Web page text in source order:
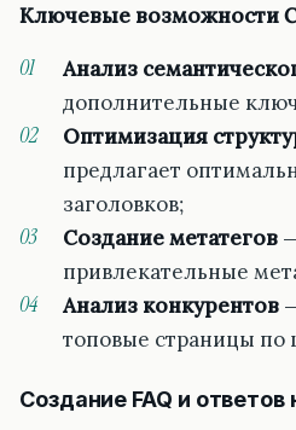
Ключевые возможности
Анализ
дополнительные
Оптимизация
предлагает
заголовков;
Создание метатегов
привлекательные
Анализ конкурентов
топовые страницы по
Создание FAQ и